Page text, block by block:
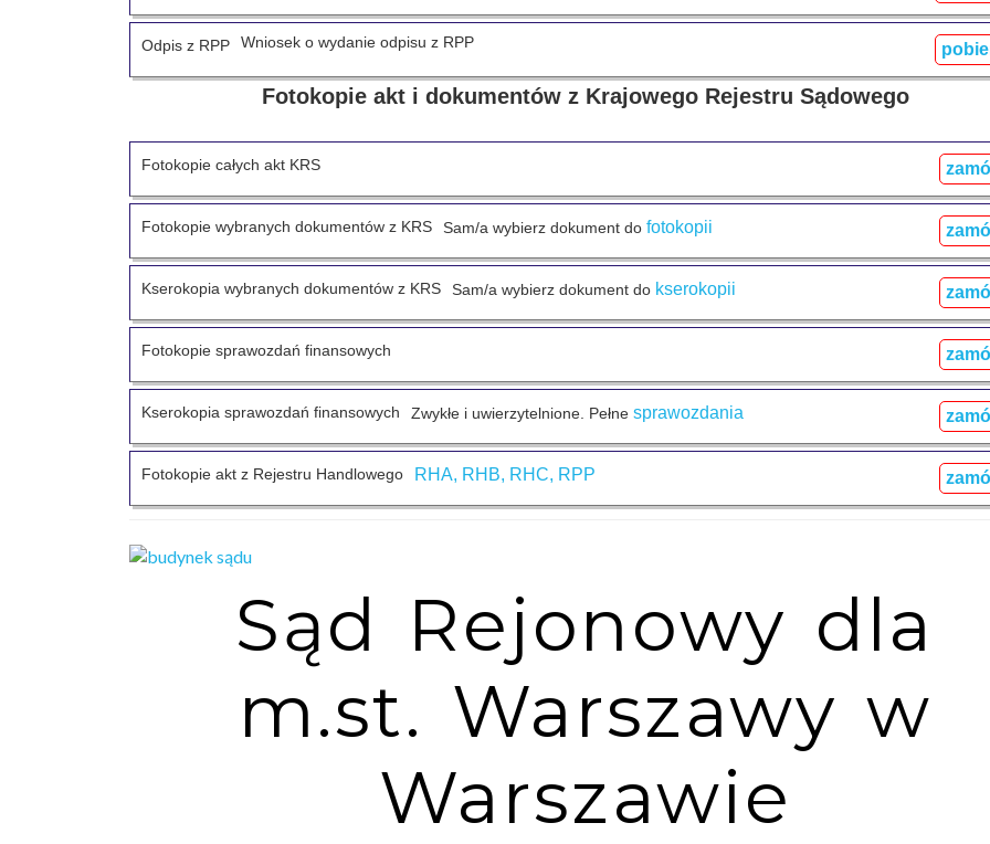
Odpis z RPP Wniosek o wydanie odpisu z RPP
Fotokopie akt i dokumentów z Krajowego Rejestru Sądowego
Fotokopie całych akt KRS
Fotokopie wybranych dokumentów z KRS Sam/a wybierz dokument do fotokopii
Kserokopia wybranych dokumentów z KRS Sam/a wybierz dokument do kserokopii
Fotokopie sprawozdań finansowych
Kserokopia sprawozdań finansowych Zwykłe i uwierzytelnione. Pełne sprawozdania
Fotokopie akt z Rejestru Handlowego RHA, RHB, RHC, RPP
Sąd Rejonowy dla
m.st. Warszawy w
Warszawie